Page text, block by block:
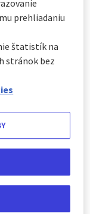
s tými
vám
ohňostroj
a
možností a
cestujú.
a plážam si
oceánu, ale
leteckými
prehliadaniu
štatistík na
stránok bez